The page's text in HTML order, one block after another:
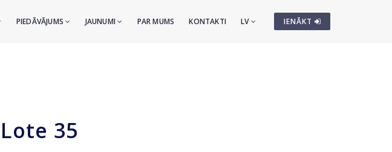
IENĀKT
PIEDĀVĀJUMS JAUNUMI PAR MUMS KONTAKTI LV
Lote 35